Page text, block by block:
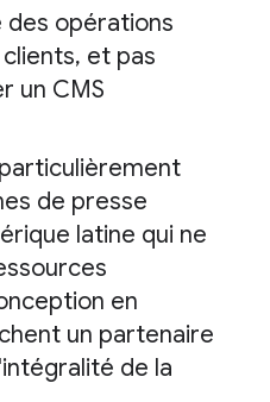
des opérations
et pas
un CMS
de presse
latine qui ne
en
un partenaire
de la